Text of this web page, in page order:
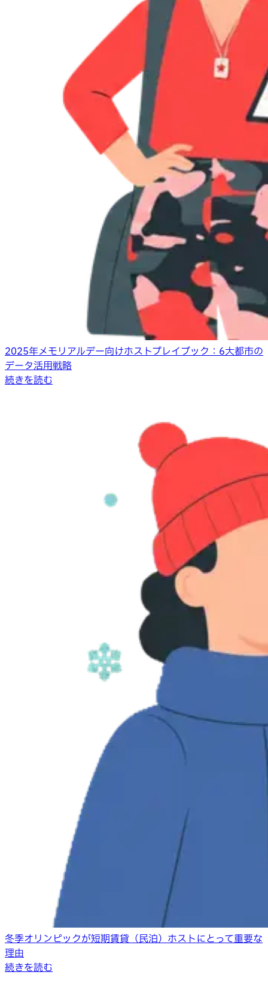
2025年メモリアルデー向けホストプレイブック：6大都市の
データ活用戦略
続きを読む
冬季オリンピックが短期賃貸（民泊）ホストにとって重要な
理由
続きを読む